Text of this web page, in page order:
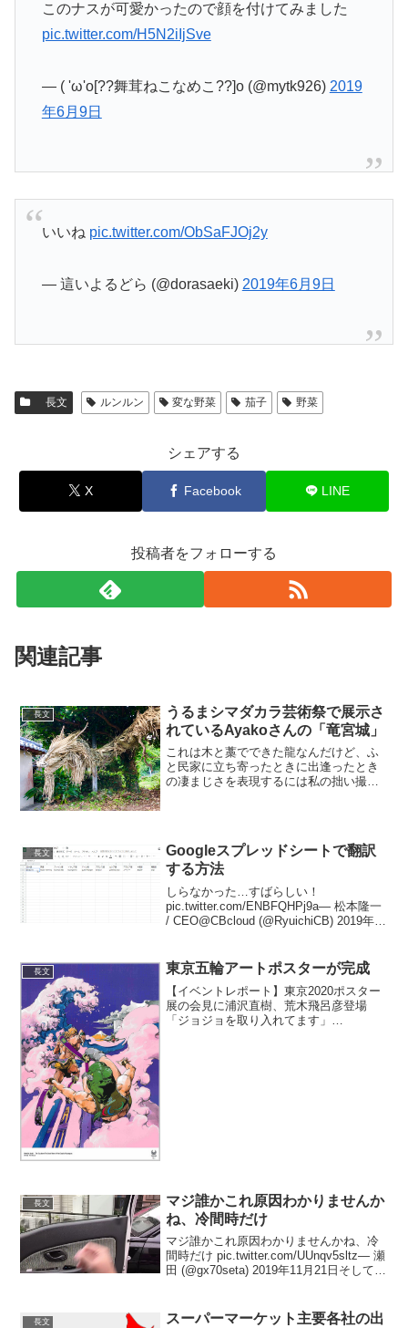
このナスが可愛かったので顔を付けてみました
pic.twitter.com/H5N2iIjSve
— ( 'ω'o[??舞茸ねこなめこ??]o (@mytk926) 2019
年6月9日
いいね pic.twitter.com/ObSaFJOj2y
— 這いよるどら (@dorasaeki) 2019年6月9日
長文 ルンルン 変な野菜 茄子 野菜
シェアする
X Facebook LINE
投稿者をフォローする
関連記事
長文
うるまシマダカラ芸術祭で展示さ
れているAyakoさんの「竜宮城」
これは木と藁でできた龍なんだけど、ふ
と民家に立ち寄ったときに出逢ったとき
の凄まじさを表現するには私の拙い撮影
りでかかった。脚もあっ...
長文
Googleスプレッドシートで翻訳
する方法
しらなかった…すばらしい！
pic.twitter.com/ENBFQHPj9a— 松本隆一
/ CEO@CBcloud (@RyuichiCB) 2019年12
長文 東京五輪アートポスターが完成
【イベントレポート】東京2020ポスター
展の会見に浦沢直樹、荒木飛呂彦登場
「ジョジョを取り入れてます」
長文
マジ誰かこれ原因わかりませんか
ね、冷間時だけ
マジ誰かこれ原因わかりませんかね、冷
間時だけ pic.twitter.com/UUnqv5sltz— 瀬
田 (@gx70seta) 2019年11月21日そして絶
長文
スーパーマーケット主要各社の出